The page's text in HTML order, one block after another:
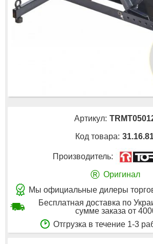
Артикул:
Код товара:
Производитель:
® Оригинал
Мы официальные дилеры
Бесплатная доставка по
сумме заказа от
Отгрузка в течение 1-3